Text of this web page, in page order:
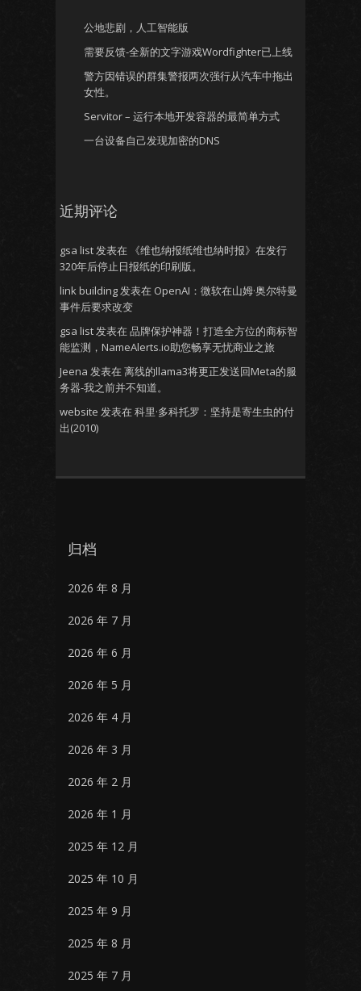
公地悲剧，人工智能版
需要反馈-全新的文字游戏Wordfighter已上线
警方因错误的群集警报两次强行从汽车中拖出
女性。
Servitor – 运行本地开发容器的最简单方式
一台设备自己发现加密的DNS
近期评论
gsa list发表在
《维也纳报纸维也纳时报》在发行
320年后停止日报纸的印刷版。
link building发表在 OpenAI：微软在山姆·奥尔特曼
事件后要求改变
gsa list发表在 品牌保护神器！打造全方位的商标智
能监测，NameAlerts.io助您畅享无忧商业之旅
Jeena 发表在 离线的llama3将更正发送回Meta的服
务器-我之前并不知道。
website 发表在 科里·多科托罗：坚持是寄生虫的付
出(2010)
归档
2026 年 8 月
2026 年 7 月
2026 年 6 月
2026 年 5 月
2026 年 4 月
2026 年 3 月
2026 年 2 月
2026 年 1 月
2025 年 12 月
2025 年 10 月
2025 年 9 月
2025 年 8 月
2025 年 7 月